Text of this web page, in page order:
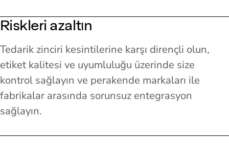
Riskleri azaltın
Tedarik zinciri kesintilerine karşı dirençli olun,
etiket kalitesi ve uyumluluğu üzerinde size
kontrol sağlayın ve perakende markaları ile
fabrikalar arasında sorunsuz entegrasyon
sağlayın.